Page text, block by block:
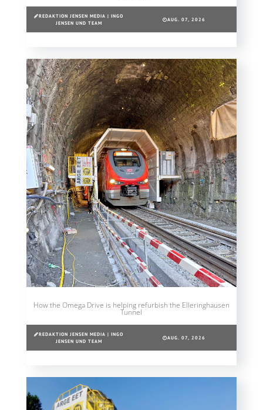
REDAKTION JENSEN MEDIA | INGO
JENSEN UND TEAM
AUG. 07, 2026
How the Omega Drive is helping refurbish the Elleringhausen
Tunnel
REDAKTION JENSEN MEDIA | INGO
JENSEN UND TEAM
AUG. 07, 2026